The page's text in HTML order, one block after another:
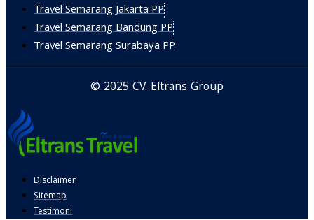
Travel Semarang Jakarta PP
Travel Semarang Bandung PP
Travel Semarang Surabaya PP
© 2025 CV. Eltrans Group
Disclaimer
Sitemap
Testimoni